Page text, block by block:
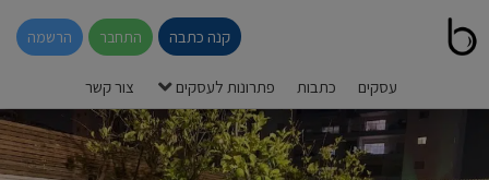
קנה כתבה התחבר הרשמה
עסקים כתבות פתרונות לעסקים צור קשר